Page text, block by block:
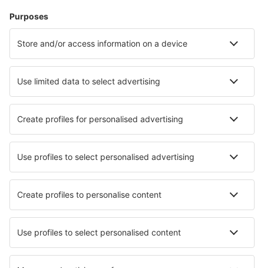
Hotels in Frankrijk - Populaire steden
Hotels in Le Cap d`Agde Hotels in Frejus Hotels in Nice
Hotels in Narbonne-Plage Hotels in Le Touquet Paris Plage
Beste hotels - steden
Hotels in Niemce Hotels in Utzenstorf Hotels in Tawa
Hotels in Walker Flat Hotels in Sauðárkrókur
Hotels in Sint Antoniusbank Hotels in Shuya